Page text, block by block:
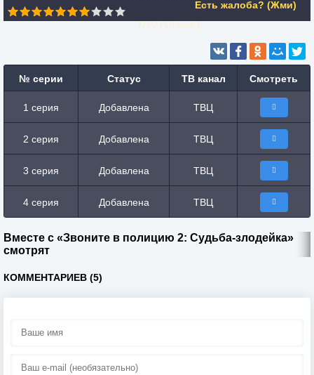
Есть жалоба? (Жми)
7/10 (18чел.)
№ серии Статус ТВ канал Смотреть
1 серия Добавлена ТВЦ
2 серия Добавлена ТВЦ
3 серия Добавлена ТВЦ
4 серия Добавлена ТВЦ
Вместе с «Звоните в полицию 2: Судьба-злодейка»
смотрят
КОММЕНТАРИЕВ (5)